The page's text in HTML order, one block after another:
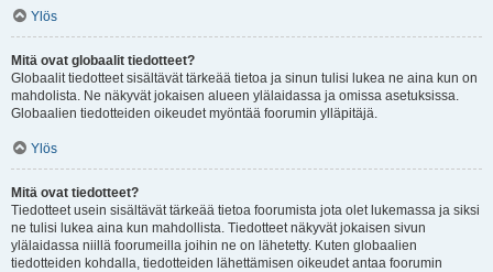
Ylös
Mitä ovat globaalit tiedotteet?
Globaalit tiedotteet sisältävät tärkeää tietoa ja sinun tulisi lukea ne aina kun on
mahdolista. Ne näkyvät jokaisen alueen ylälaidassa ja omissa asetuksissa.
Globaalien tiedotteiden oikeudet myöntää foorumin ylläpitäjä.
Ylös
Mitä ovat tiedotteet?
Tiedotteet usein sisältävät tärkeää tietoa foorumista jota olet lukemassa ja siksi
ne tulisi lukea aina kun mahdollista. Tiedotteet näkyvät jokaisen sivun
ylälaidassa niillä foorumeilla joihin ne on lähetetty. Kuten globaalien
tiedotteiden kohdalla, tiedotteiden lähettämisen oikeudet antaa foorumin